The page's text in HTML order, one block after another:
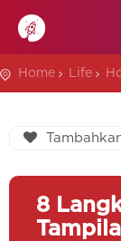
Home Life
8